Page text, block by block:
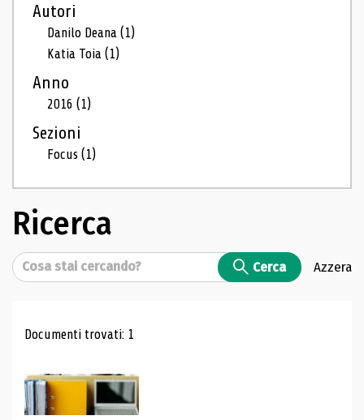
Autori
Danilo Deana(1)
Katia Toia(1)
Anno
2016(1)
Sezioni
Focus(1)
Ricerca
Cerca Cerca Azzera
Risultati di ricerca
Documenti trovati: 1